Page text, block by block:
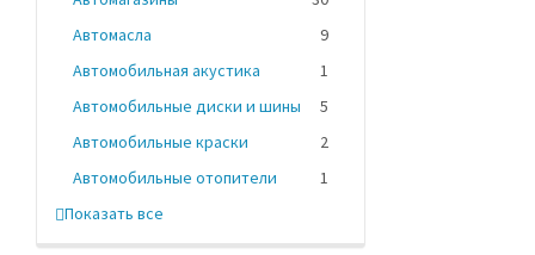
Автомасла
9
Автомобильная акустика
1
Автомобильные диски и шины
5
Автомобильные краски
2
Автомобильные отопители
1
Показать все